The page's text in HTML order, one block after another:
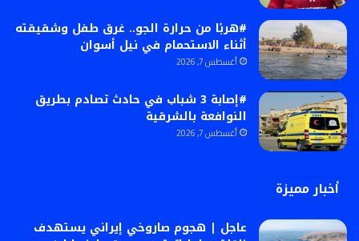
#هربًا من حرارة الجو.. غرق طفل وشقيقته
أثناء الاستحمام في نيل أسوان
أغسطس 7, 2026
#إصابة 3 شباب في حادث تصادم بطريق
النوافعة بالشرقية
أغسطس 7, 2026
أخبار مميزة
عاجل | هجوم صاروخي إيراني يستهدف